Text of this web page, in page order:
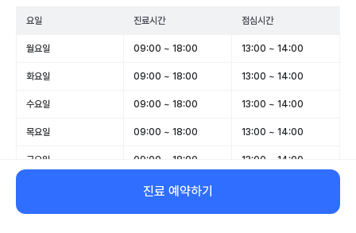
요일 진료시간 점심시간
월요일 09:00 ~ 18:00 13:00 ~ 14:00
화요일 09:00 ~ 18:00 13:00 ~ 14:00
수요일 09:00 ~ 18:00 13:00 ~ 14:00
목요일 09:00 ~ 18:00 13:00 ~ 14:00
금요일 09:00 ~ 18:00 13:00 ~ 14:00
09:30 ~ 12:30
일요일 휴무 -
진료 예약하기